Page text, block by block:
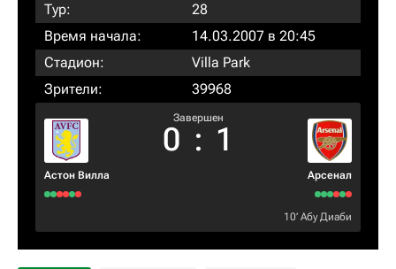
Тур:
28
Время начала:
14.03.2007 в 20:45
Стадион:
Villa Park
Зрители:
39968
Астон Вилла
Завершен
0 : 1
Арсенал
10‎’‎ Абу Диаби